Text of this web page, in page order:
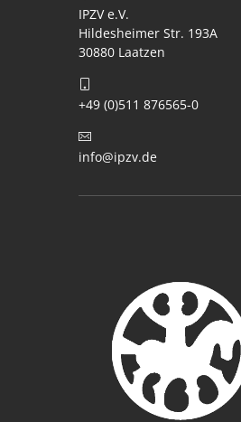
IPZV e.V.
Hildesheimer Str. 193A
30880 Laatzen
+49 (0)511 876565-0
info@ipzv.de